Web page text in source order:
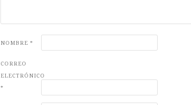
NOMBRE *
CORREO
ELECTRÓNICO
*